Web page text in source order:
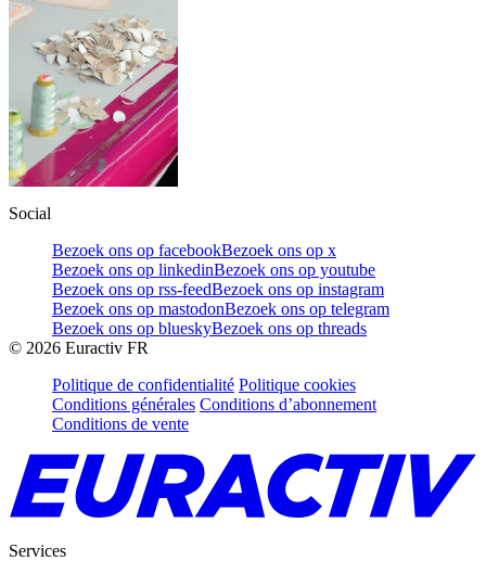
Social
Bezoek ons op facebookBezoek ons op x
Bezoek ons op linkedinBezoek ons op youtube
Bezoek ons op rss-feedBezoek ons op instagram
Bezoek ons op mastodonBezoek ons op telegram
Bezoek ons op blueskyBezoek ons op threads
© 2026 Euractiv FR
Politique de confidentialité Politique cookies
Conditions générales Conditions d’abonnement
Conditions de vente
Services